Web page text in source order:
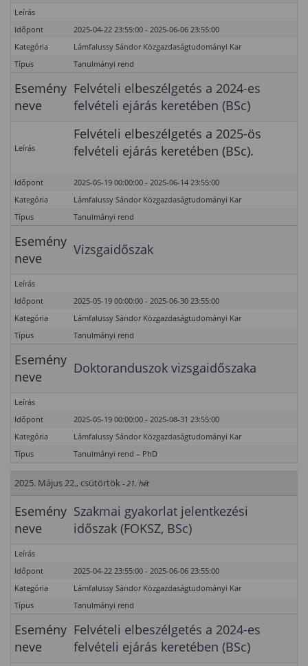
Leírás
Időpont
2025-04-22 23:55:00 - 2025-06-06 23:55:00
Kategória
Lámfalussy Sándor Közgazdaságtudományi Kar
Típus
Tanulmányi rend
Esemény
neve
Felvételi elbeszélgetés a 2024-es
felvételi ejárás keretében (BSc)
Leírás
Felvételi elbeszélgetés a 2025-ös
felvételi ejárás keretében (BSc).
Időpont
2025-05-19 00:00:00 - 2025-06-14 23:55:00
Kategória
Lámfalussy Sándor Közgazdaságtudományi Kar
Típus
Tanulmányi rend
Esemény
neve
Vizsgaidőszak
Leírás
Időpont
2025-05-19 00:00:00 - 2025-06-30 23:55:00
Kategória
Lámfalussy Sándor Közgazdaságtudományi Kar
Típus
Tanulmányi rend
Esemény
neve
Doktoranduszok vizsgaidőszaka
Leírás
Időpont
2025-05-19 00:00:00 - 2025-08-31 23:55:00
Kategória
Lámfalussy Sándor Közgazdaságtudományi Kar
Típus
Tanulmányi rend – PhD
2025. Május 22., csütörtök - 21. hét
Esemény
neve
Szakmai gyakorlat jelentkezési
időszak (FOKSZ, BSc)
Leírás
Időpont
2025-04-22 23:55:00 - 2025-06-06 23:55:00
Kategória
Lámfalussy Sándor Közgazdaságtudományi Kar
Típus
Tanulmányi rend
Esemény
neve
Felvételi elbeszélgetés a 2024-es
felvételi ejárás keretében (BSc)